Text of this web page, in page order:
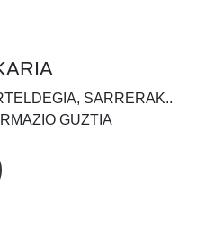
SARRERAK..
GUZTIA